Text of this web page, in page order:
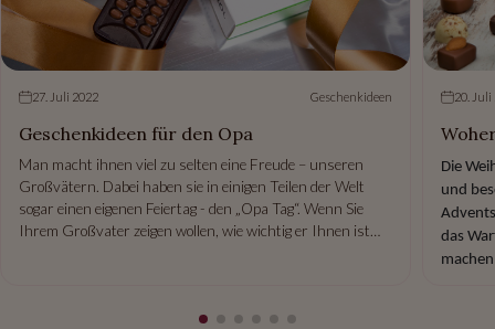
27. Juli 2022 Geschenkideen
Geschenkideen für den Opa
Man macht ihnen viel zu selten eine Freude – unseren
Großvätern. Dabei haben sie in einigen Teilen der Welt
sogar einen eigenen Feiertag - den „Opa Tag“. Wenn Sie
Ihrem Großvater zeigen wollen, wie wichtig er Ihnen ist
20. Juli
Die
und
das